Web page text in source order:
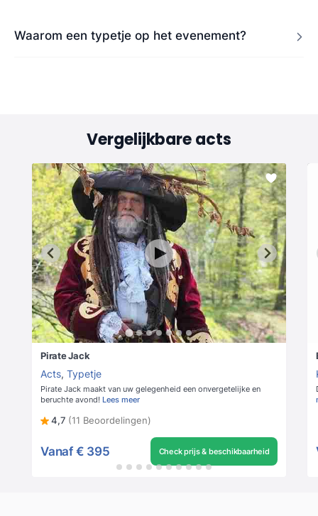
Waarom een typetje op het evenement?
Vergelijkbare acts
Pirate Jack
Acts, Typetje
Pirate Jack maakt van uw gelegenheid een onvergetelijke en
beruchte avond! Lees meer
4,7 (11 Beoordelingen)
Vanaf € 395 Check prijs & beschikbaarheid